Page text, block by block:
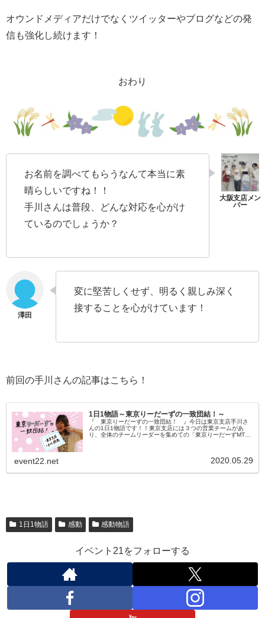
オウンドメディアだけでなくツイッターやブログなどの発
信も強化し続けます！
おわり
お名前を調べてもらうなんて本当に素
晴らしいですね！！
手川さんは普段、どんな対応を心がけ
ているのでしょうか？
変に堅苦しくせず、明るく親しみ深く
接することを心がけています！
前回の手川さんの記事はこちら！
1日1物語～東京りーだーずの一致団結！～
『 東京りーだーずの一致団結！ 』今日は東京支店手川さ
んの1日1物語です！！東京支店には３つの営業チームがあ
り、全体のチームリーダーを集めての「東京りーだーずMTG
event22.net 2020.05.29
1日1物語 感動 感動物語
イベント21をフォローする